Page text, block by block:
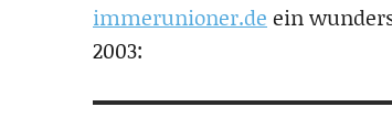
immerunioner.de ein
2003: